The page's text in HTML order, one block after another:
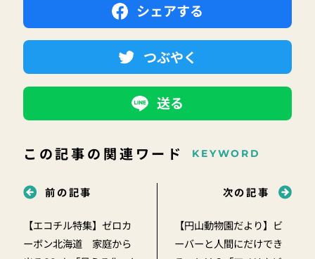
シェアする
つぶやく
送る
この記事の関連ワード KEYWORD
前の記事
【エコチル特集】ゼロカ
ーボン北海道 家庭から
次の記事
【円山動物園だより】ビ
ーバーと人間にだけでき